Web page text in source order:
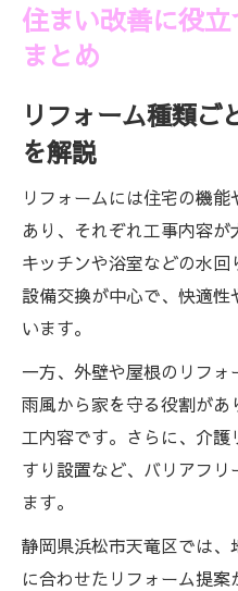
住まい改善に役
まとめ
リフォーム種類ご
を解説
リフォームには住宅の機
あり、それぞれ工事内容が
キッチンや浴室などの水
設備交換が中心で、快適
います。
一方、外壁や屋根のリフォ
雨風から家を守る役割が
工内容です。さらに、介
すり設置など、バリアフ
ます。
静岡県浜松市天竜区では
に合わせたリフォーム提